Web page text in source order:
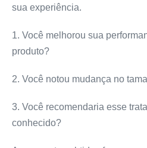
sua experiência.
1. Você melhorou sua
produto?
2. Você notou mudança no
3. Você recomendaria esse
conhecido?